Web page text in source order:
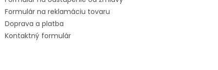
Formulár na reklamáciu tovaru
Doprava a platba
Kontaktný formulár